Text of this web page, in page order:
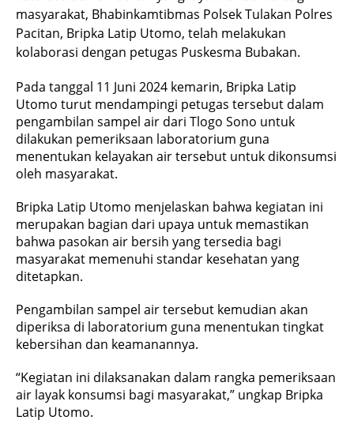
masyarakat, Bhabinkamtibmas Polsek Tulakan Polres
Pacitan, Bripka Latip Utomo, telah melakukan
kolaborasi dengan petugas Puskesma Bubakan.
Pada tanggal 11 Juni 2024 kemarin, Bripka Latip
Utomo turut mendampingi petugas tersebut dalam
pengambilan sampel air dari Tlogo Sono untuk
dilakukan pemeriksaan laboratorium guna
menentukan kelayakan air tersebut untuk dikonsumsi
oleh masyarakat.
Bripka Latip Utomo menjelaskan bahwa kegiatan ini
merupakan bagian dari upaya untuk memastikan
bahwa pasokan air bersih yang tersedia bagi
masyarakat memenuhi standar kesehatan yang
ditetapkan.
Pengambilan sampel air tersebut kemudian akan
diperiksa di laboratorium guna menentukan tingkat
kebersihan dan keamanannya.
“Kegiatan ini dilaksanakan dalam rangka pemeriksaan
air layak konsumsi bagi masyarakat,” ungkap Bripka
Latip Utomo.